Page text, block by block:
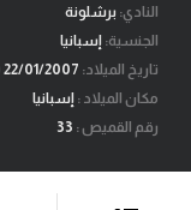
فانتازي في الجول
مسابقة التوقعات
فيديوهات
آراء حرة
النادي: برشلونة
الجنسية: إسبانيا
تاريخ الميلاد:
مكان الميلاد : إسبانيا
رقم القميص :